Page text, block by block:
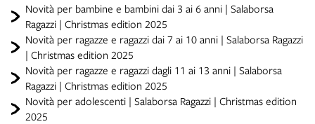
Novità per bambine e bambini dai 3 ai 6 anni | Salaborsa
Ragazzi | Christmas edition 2025
Novità per ragazze e ragazzi dai 7 ai 10 anni | Salaborsa Ragazzi
| Christmas edition 2025
Novità per ragazze e ragazzi dagli 11 ai 13 anni | Salaborsa
Ragazzi | Christmas edition 2025
Novità per adolescenti | Salaborsa Ragazzi | Christmas edition
2025